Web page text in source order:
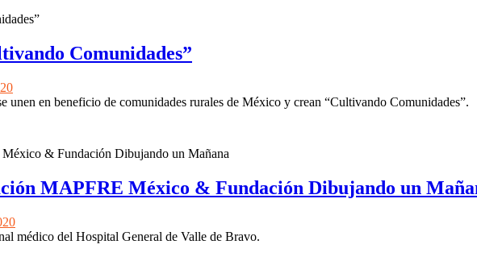
Comunidades”
unen en beneficio de comunidades rurales de México y crean “Cultivando Comunidades”.
MAPFRE México & Fundación Dibujando un
médico del Hospital General de Valle de Bravo.